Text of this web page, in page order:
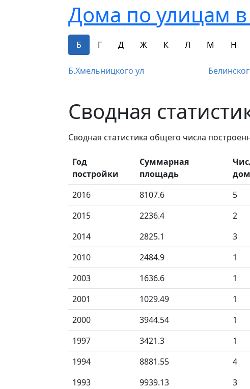
Дома по улицам
Б Г Д Ж К Л М Н
Б.Хмельницкого ул
Сводная
Сводная статистика общего числа
Год
постройки
Суммарная
площадь
2016
8107.6 5
2015
2236.4 2
2014
2825.1 3
2010
2484.9 1
2003
1636.6 1
2001
1029.49 1
2000
3944.54 1
1997
3421.3 1
1994
8881.55 4
1993
9939.13 3